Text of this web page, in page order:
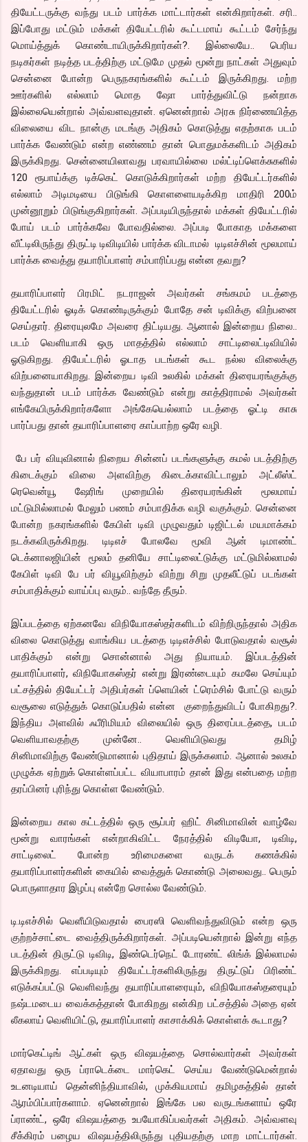
தியேட்டருக்கு வந்து படம் பார்க்க மாட்டார்கள் என்கிறார்கள். சரி..
இப்போது மட்டும் மக்கள் தியேட்டரில் கூட்டமாய் கூட்டம் சேர்ந்து
மொய்த்துக் கொண்டாயிருக்கிறார்கள்?. இல்லையே.. பெரிய
நடிகர்கள் நடித்த படத்திற்கு மட்டுமே முதல் மூன்று நாட்கள் அதுவும்
சென்னை போன்ற பெருநகரங்களில் கூட்டம் இருக்கிறது. மற்ற
ஊர்களில் எல்லாம் மொத ஷோ பார்த்துவிட்டு நன்றாக
இல்லையென்றால் அவ்வளவுதான். ஏனென்றால் அரசு நிர்ணையித்த
விலையை விட நான்கு மடங்கு அதிகம் கொடுத்து எதற்காக படம்
பார்க்க வேண்டும் என்ற எண்ணம் தான் பொதுமக்களிடம் அதிகம்
இருக்கிறது. சென்னையிலாவது பரவாயில்லை மல்ட்டிப்ளெக்சுகளில்
120 ரூபாய்க்கு டிக்கெட் கொடுக்கிறார்கள் மற்ற தியேட்டர்களில்
எல்லாம் அடிமடியை பிடுங்கி கொளளையடிக்கிற மாதிரி 200ம்
முன்னூறும் பிடுங்குகிறார்கள். அப்படியிருந்தால் மக்கள் தியேட்டரில்
போய் படம் பார்க்கவே போவதில்லை. அப்படி போகாத மக்களை
வீட்டிலிருந்து திருட்டி டிவிடியில் பார்க்க விடாமல் டிடிஎச்சின் மூலமாய்
பார்க்க வைத்து தயாரிப்பாளர் சம்பாரிப்பது என்ன தவறு?
தயாரிப்பாளர் பிரமிட் நடராஜன் அவர்கள் சங்கமம் படத்தை
தியேட்டரில் ஓடிக் கொண்டிருக்கும் போதே சன் டிவிக்கு விற்பனை
செய்தார். திரையுலமே அவரை திட்டியது. ஆனால் இன்றைய நிலை..
படம் வெளியாகி ஒரு மாதத்தில் எல்லாம் சாட்டிலைட்டிவியில்
ஓடுகிறது. தியேட்டரில் ஓடாத படங்கள் கூட நல்ல விலைக்கு
விற்பனையாகிறது. இன்றைய டிவி உலகில் மக்கள் திரையரங்குக்கு
வந்துதான் படம் பார்க்க வேண்டும் என்று காத்திராமல் அவர்கள்
எங்கேயிருக்கிறார்களோ அங்கேயெல்லாம் படத்தை ஓட்டி காசு
பார்ப்பது தான் தயாரிப்பாளரை காப்பாற்ற ஒரே வழி.
பே பர் வியுவினால் நிறைய சின்னப் படங்களுக்கு கமல் படத்திற்கு
கிடைக்கும் விலை அளவிற்கு கிடைக்காவிட்டாலும் அட்லீஸ்ட்
ரெவென்யூ ஷேரிங் முறையில் திரையரங்கின் மூலமாய்
மட்டுமில்லாமல் மேலும் பணம் சம்பாதிக்க வழி வகுக்கும். சென்னை
போன்ற நகரங்களில் கேபிள் டிவி முழுவதும் டிஜிட்டல் மயமாக்கம்
நடக்கவிருக்கிறது. டிடிஎச் போலவே மூவி ஆன் டிமாண்ட்
டெக்னாலஜியின் மூலம் தனியே சாட்டிலைட்டுக்கு மட்டுமில்லாமல்
கேபிள் டிவி பே பர் வியூவிற்கும் விற்று சிறு முதலீட்டுப் படங்கள்
சம்பாதிக்கும் வாய்ப்பு வரும்.. வந்தே தீரும்.
இப்படத்தை ஏற்கனவே விநியோகஸ்தர்களிடம் விற்றிருந்தால் அதிக
விலை கொடுத்து வாங்கிய படத்தை டிடிஎச்சில் போடுவதால் வசூல்
பாதிக்கும் என்று சொன்னால் அது நியாயம். இப்படத்தின்
தயாரிப்பாளர், விநியோகஸ்தர் என்று இரண்டையும் கமலே செய்யும்
பட்சத்தில் தியேட்டர் அதிபர்கள் ப்ளெயின் ட்ரெம்சில் போட்டு வரும்
வசூலை எடுத்துக் கொடுப்பதில் என்ன குறைந்துவிடப் போகிறது?.
இந்திய அளவில் ஃபீரிமியம் விலையில் ஒரு திரைப்படத்தை, படம்
வெளியாவதற்கு முன்னே.. வெளியிடுவது தமிழ்
சினிமாவிற்கு வேண்டுமானால் புதிதாய் இருக்கலாம். ஆனால் உலகம்
முழுக்க ஏற்றுக் கொள்ளப்பட்ட வியாபாரம் தான் இது என்பதை மற்ற
தரப்பினர் புரிந்து கொள்ள வேண்டும்.
இன்றைய கால கட்டத்தில் ஒரு சூப்பர் ஹிட் சினிமாவின் வாழ்வே
மூன்று வாரங்கள் என்றாகிவிட்ட நேரத்தில் விடியோ, டிவிடி,
சாட்டிலைட் போன்ற உரிமைகளை வருடக் கணக்கில்
தயாரிப்பாளர்களின் கையில் வைத்துக் கொண்டு அலைவது.. பெரும்
பொருளாதார இழப்பு என்றே சொல்ல வேண்டும்.
டி.டிஎச்சில் வெளீயிடுவதால் பைரஸி வெளிவந்துவிடும் என்ற ஒரு
குற்றச்சாட்டை வைத்திருக்கிறார்கள். அப்படியென்றால் இன்று எந்த
படத்தின் திருட்டு டிவிடி, இண்டெர்நெட் டோரண்ட் லிங்க் இல்லாமல்
இருக்கிறது. எப்படியும் தியேட்டர்களிலிருந்து திருட்டுப் பிரிண்ட்
எடுக்கப்பட்டு வெளிவந்து தயாரிப்பாளரையும், விநியோகஸ்தரையும்
நஷ்டமடைய வைக்கத்தான் போகிறது என்கிற பட்சத்தில் அதை ஏன்
லீகலாய் வெளியிட்டு, தயாரிப்பாளர் காசாக்கிக் கொள்ளக் கூடாது?
மார்கெட்டிங் ஆட்கள் ஒரு விஷயத்தை சொல்வார்கள் அவர்கள்
ஏதாவது ஒரு ப்ராடெக்டை மார்கெட் செய்ய வேண்டுமென்றால்
உடனடியாய் தென்னிந்தியாவில், முக்கியமாய் தமிழகத்தில் தான்
ஆரம்பிப்பார்களாம். ஏனென்றால் இங்கே பல வருடங்களாய் ஒரே
ப்ராண்ட், ஒரே விஷயத்தை உபயோகிப்பவர்கள் அதிகம். அவ்வளவு
சீக்கிரம் பழைய விஷயத்திலிருந்து புதியதற்கு மாற மாட்டார்கள்.